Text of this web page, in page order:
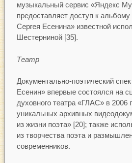
музыкальный сервис «Яндекс
предоставляет доступ к
Сергея Есенина» известной
Шестерниной [35].
Театр
Документально-поэтический
Есенин» впервые состоялся на
духовного театра «ГЛАС» в 2006
уникальных архивных
из жизни поэта» [20]; также
из творчества поэта и
современников.